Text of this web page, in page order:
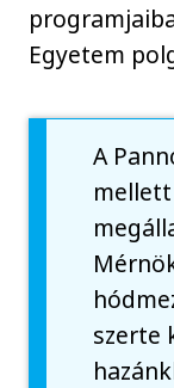
Egyetem
A
szerte